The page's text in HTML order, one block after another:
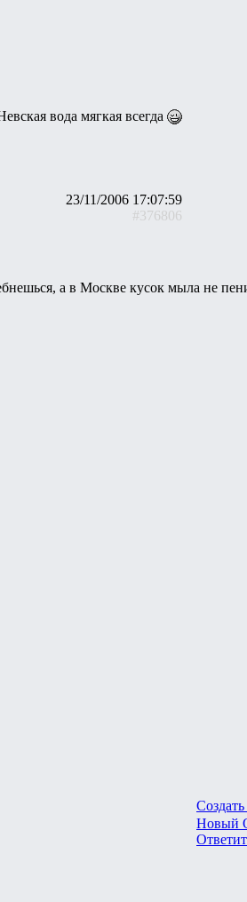
вода мягкая всегда
23/11/2006 17:07:59
#376806
а в Москве кусок мыла не
Новый